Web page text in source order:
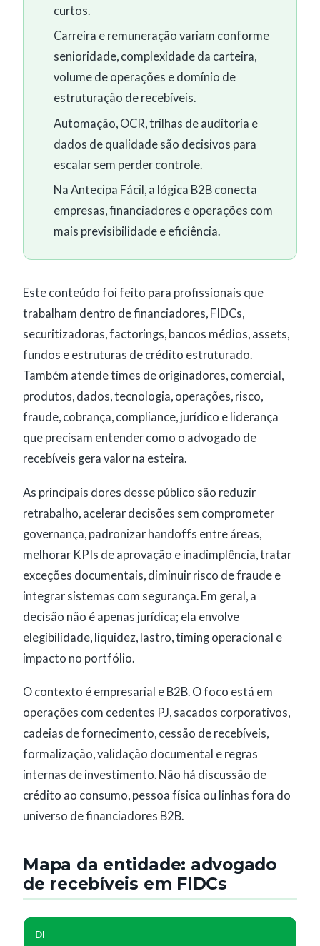
curtos.
Carreira e remuneração variam conforme
senioridade, complexidade da carteira,
volume de operações e domínio de
estruturação de recebíveis.
Automação, OCR, trilhas de auditoria e
dados de qualidade são decisivos para
escalar sem perder controle.
Na Antecipa Fácil, a lógica B2B conecta
empresas, financiadores e operações com
mais previsibilidade e eficiência.
Este conteúdo foi feito para profissionais que
trabalham dentro de financiadores, FIDCs,
securitizadoras, factorings, bancos médios, assets,
fundos e estruturas de crédito estruturado.
Também atende times de originadores, comercial,
produtos, dados, tecnologia, operações, risco,
fraude, cobrança, compliance, jurídico e liderança
que precisam entender como o advogado de
recebíveis gera valor na esteira.
As principais dores desse público são reduzir
retrabalho, acelerar decisões sem comprometer
governança, padronizar handoffs entre áreas,
melhorar KPIs de aprovação e inadimplência, tratar
exceções documentais, diminuir risco de fraude e
integrar sistemas com segurança. Em geral, a
decisão não é apenas jurídica; ela envolve
elegibilidade, liquidez, lastro, timing operacional e
impacto no portfólio.
O contexto é empresarial e B2B. O foco está em
operações com cedentes PJ, sacados corporativos,
cadeias de fornecimento, cessão de recebíveis,
formalização, validação documental e regras
internas de investimento. Não há discussão de
crédito ao consumo, pessoa física ou linhas fora do
universo de financiadores B2B.
Mapa da entidade: advogado
de recebíveis em FIDCs
DI